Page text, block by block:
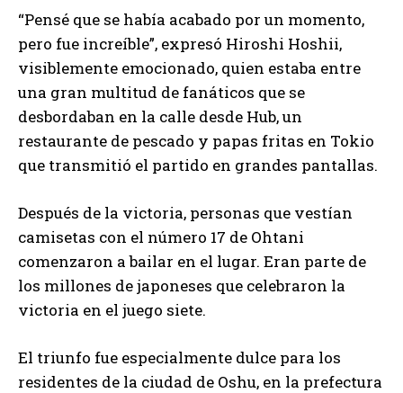
“Pensé que se había acabado por un momento,
pero fue increíble”, expresó Hiroshi Hoshii,
visiblemente emocionado, quien estaba entre
una gran multitud de fanáticos que se
desbordaban en la calle desde Hub, un
restaurante de pescado y papas fritas en Tokio
que transmitió el partido en grandes pantallas.
Después de la victoria, personas que vestían
camisetas con el número 17 de Ohtani
comenzaron a bailar en el lugar. Eran parte de
los millones de japoneses que celebraron la
victoria en el juego siete.
El triunfo fue especialmente dulce para los
residentes de la ciudad de Oshu, en la prefectura